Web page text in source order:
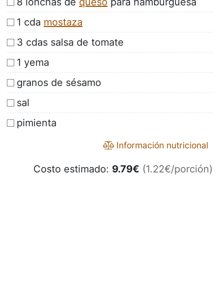
1 cda mostaza
3 cdas salsa de tomate
1 yema
granos de sésamo
sal
pimienta
Información nutricional
Costo estimado: 9.79€ (1.22€/porción)